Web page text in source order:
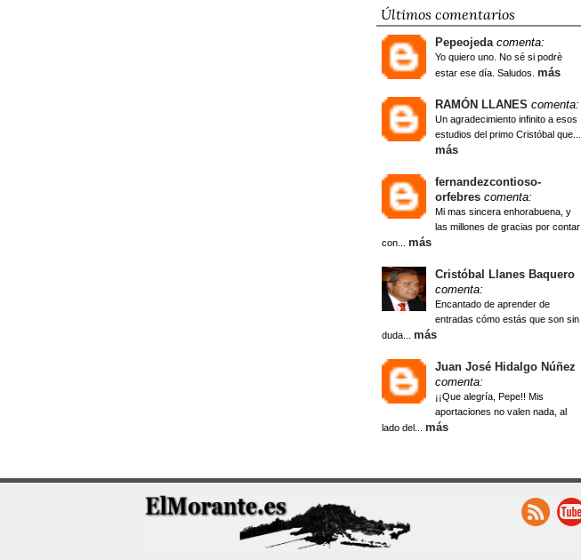
Últimos comentarios
Pepeojeda comenta:
Yo quiero uno. No sé si podrè
estar ese día. Saludos. más
RAMÓN LLANES comenta:
Un agradecimiento infinito a esos
estudios del primo Cristóbal que...
más
fernandezcontioso-
orfebres comenta:
Mi mas sincera enhorabuena, y
las millones de gracias por contar
con... más
Cristóbal Llanes Baquero
comenta:
Encantado de aprender de
entradas cómo estás que son sin
duda... más
Juan José Hidalgo Núñez
comenta:
¡¡Que alegría, Pepe!! Mis
aportaciones no valen nada, al
lado del... más